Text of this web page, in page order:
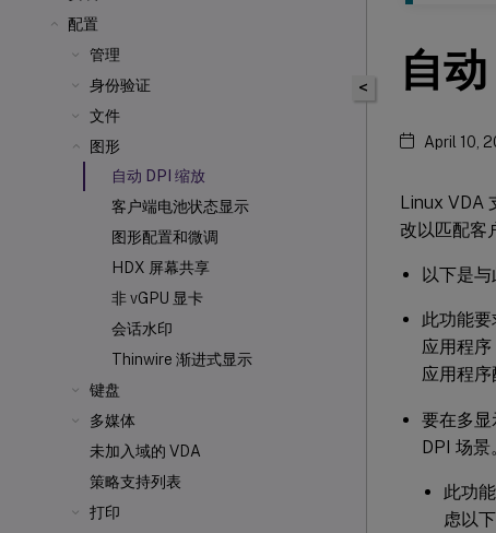
配置
管理
身份验证
文件
图形
自动 DPI 缩放
客户端电池状态显示
图形配置和微调
HDX 屏幕共享
非 vGPU 显卡
会话水印
Thinwire 渐进式显示
键盘
多媒体
未加入域的 VDA
策略支持列表
打印
< 自
April 10,
Linux VDA
改以匹配客
以下是与
此功能
应用程
应用程
要在多
DPI 场景
此功
虑以